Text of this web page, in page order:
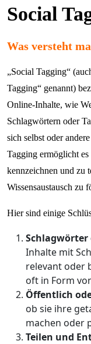
Social
Was versteht
„Social Tagging“
Tagging“ genannt)
Online-Inhalte, wie
Schlagwörtern oder
sich selbst oder
Tagging ermöglicht
kennzeichnen und zu
Wissensaustausch zu
Hier sind einige
Schlagwörter
Inhalte mit
relevant oder
oft in Form
Öffentlich
ob sie ihre
machen oder
Teilen und